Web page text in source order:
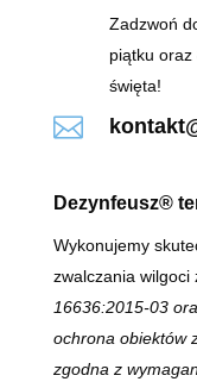
Zadzwoń
piątku
święta!

Dezynfeusz®
Wykonujemy
zwalczania
16636:2015-03
ochrona obiektów
zgodna z